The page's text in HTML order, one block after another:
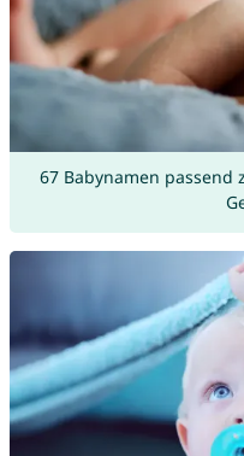
67 Babynamen passend